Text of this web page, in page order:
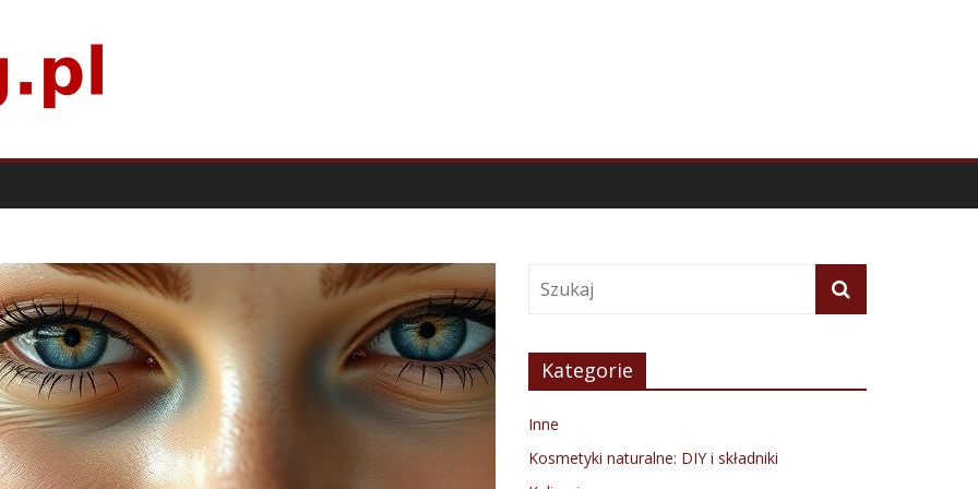
Kategorie
Inne
Kosmetyki naturalne: DIY i składniki